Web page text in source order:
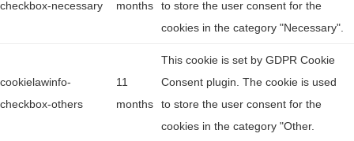
checkbox-necessary
months
to store the user consent for the
cookies in the category "Necessary".
cookielawinfo-
checkbox-others
11
months
This cookie is set by GDPR Cookie
Consent plugin. The cookie is used
to store the user consent for the
cookies in the category "Other.